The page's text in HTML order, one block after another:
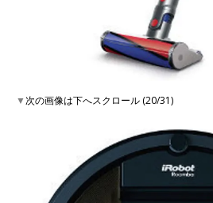
▼次の画像は下へスクロール (20/31)